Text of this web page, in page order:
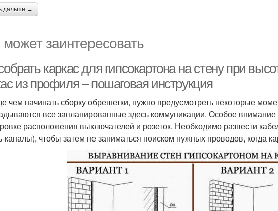
дальше →
заинтересовать
каркас для гипсокартона на стену при
из профиля – пошаговая инструкция
чем начинать сборку обрешетки, нужно предусмотреть некоторые
все запланированные здесь коммуникации. Особое внимание
расположения выключателей и розеток. Необходимо развести
каналы), чтобы затем не заниматься поиском нужных проводов, когда